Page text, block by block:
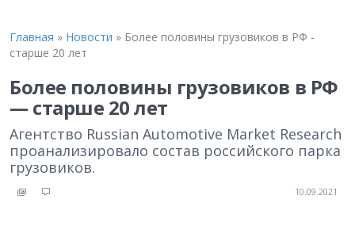
Главная » Новости » Более половины грузовиков в РФ -
старше 20 лет
Более половины грузовиков в РФ
— старше 20 лет
Агентство Russian Automotive Market Research
проанализировало состав российского парка
грузовиков.
10.09.2021